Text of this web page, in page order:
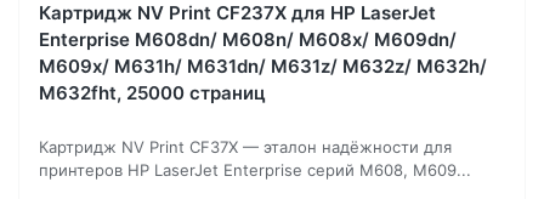
Картридж NV Print CF237X для HP LaserJet
Enterprise M608dn/ M608n/ M608x/ M609dn/
M609x/ M631h/ M631dn/ M631z/ M632z/ M632h/
M632fht, 25000 страниц
Картридж NV Print CF37X — эталон надёжности для
принтеров HP LaserJet Enterprise серий M608, M609...